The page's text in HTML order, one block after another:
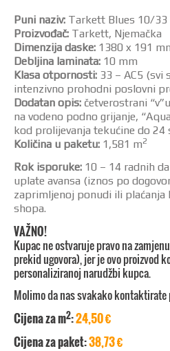
Puni naziv: Tarkett Blues 10/33
Proizvođač: Tarkett, Njemačka
Dimenzija daske: 1380 x 191
Debljina laminata: 10 mm
Klasa otpornosti: 33 – AC5
intenzivno prohodni poslovni
Dodatan opis: četverostrani
na vodeno podno grijanje,
kod prolijevanja tekućine do 24
Količina u paketu: 1,581 m2
Rok isporuke: 10 – 14 radnih
uplate avansa (iznos po
zaprimljenoj ponudi ili
shopa.
VAŽNO!
Kupac ne ostvaruje pravo na
prekid ugovora), jer je ovo proizvod
personaliziranoj narudžbi
Molimo da nas svakako kontaktirate
Cijena za m2:24,50 €
Cijena za paket:38,73 €